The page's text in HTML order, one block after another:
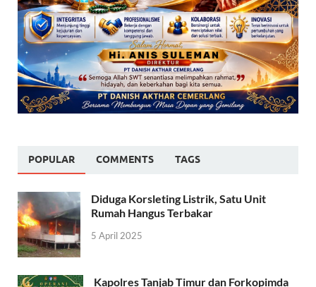
POPULAR COMMENTS TAGS
Diduga Korsleting Listrik, Satu Unit
Rumah Hangus Terbakar
5 April 2025
Kapolres Tanjab Timur dan Forkopimda